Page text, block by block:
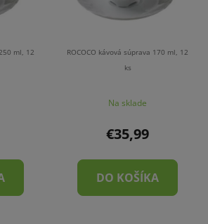
ml, 12
ROCOCO kávová súprava 170 ml, 12
ks
Na sklade
€35,99
DO KOŠÍKA